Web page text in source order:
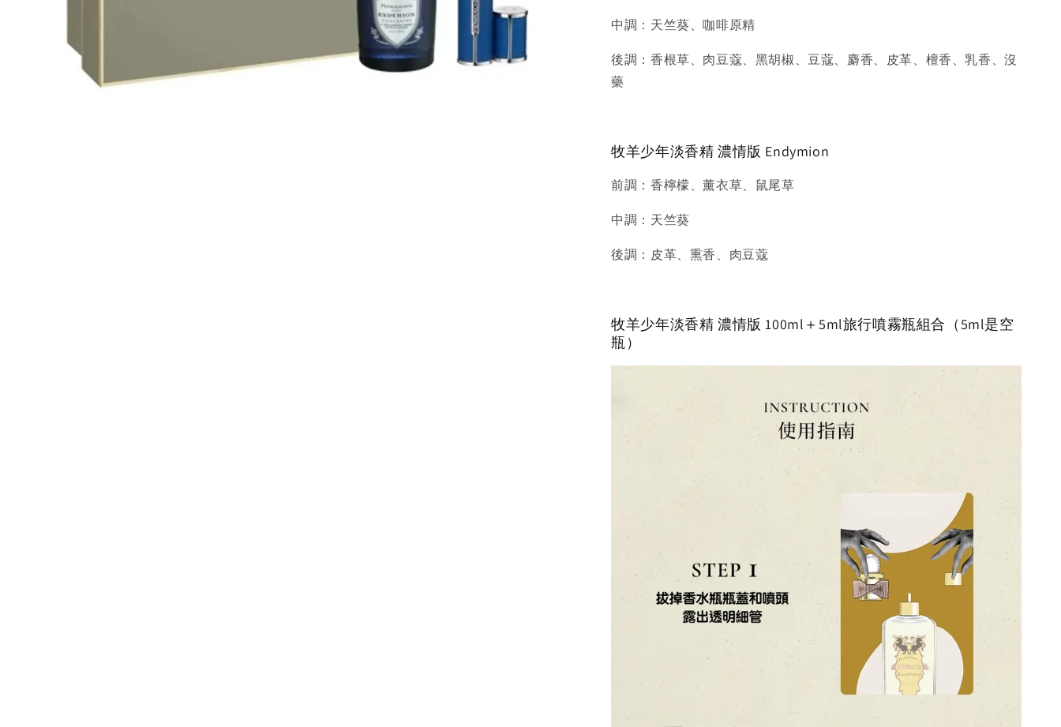
中調：天竺葵、咖啡原精
後調：香根草、肉豆蔻、黑胡椒、豆蔻、麝香、皮革、檀香、乳香、沒
藥
牧羊少年淡香精 濃情版 Endymion
前調：香檸檬、薰衣草、鼠尾草
中調：天竺葵
後調：皮革、熏香、肉豆蔻
牧羊少年淡香精 濃情版 100ml＋5ml旅行噴霧瓶組合（5ml是空
瓶）